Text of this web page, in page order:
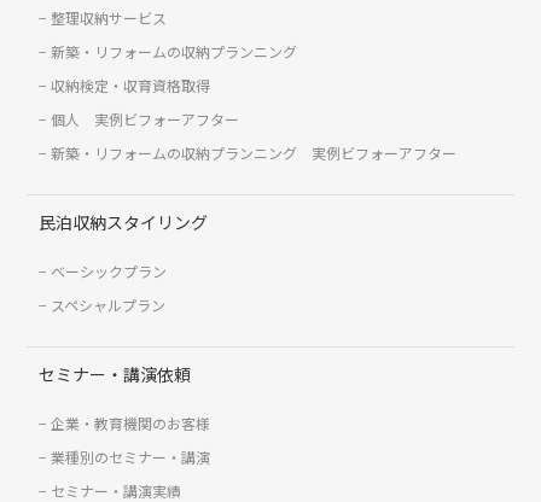
整理収納サービス
新築・リフォームの収納プランニング
収納検定・収育資格取得
個人 実例ビフォーアフター
新築・リフォームの収納プランニング 実例ビフォーアフター
民泊収納スタイリング
ベーシックプラン
スペシャルプラン
セミナー・講演依頼
企業・教育機関のお客様
業種別のセミナー・講演
セミナー・講演実績